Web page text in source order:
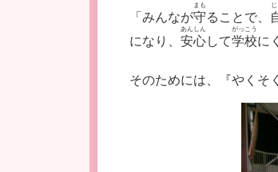
「みんなが守
まも
ることで、
になり、 安心
あんしん
して学校
がっこう
に
そのためには、『やくそ